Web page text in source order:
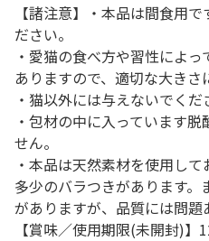
【諸注意】・本品は間食用
ださい。
・愛猫の食べ方や習性によ
ありますので、適切な大きさ
・猫以外には与えないでくだ
・包材の中に入っています
せん。
・本品は天然素材を使用し
多少のバラつきがあります
がありますが、品質には問題
【賞味／使用期限(未開封)】